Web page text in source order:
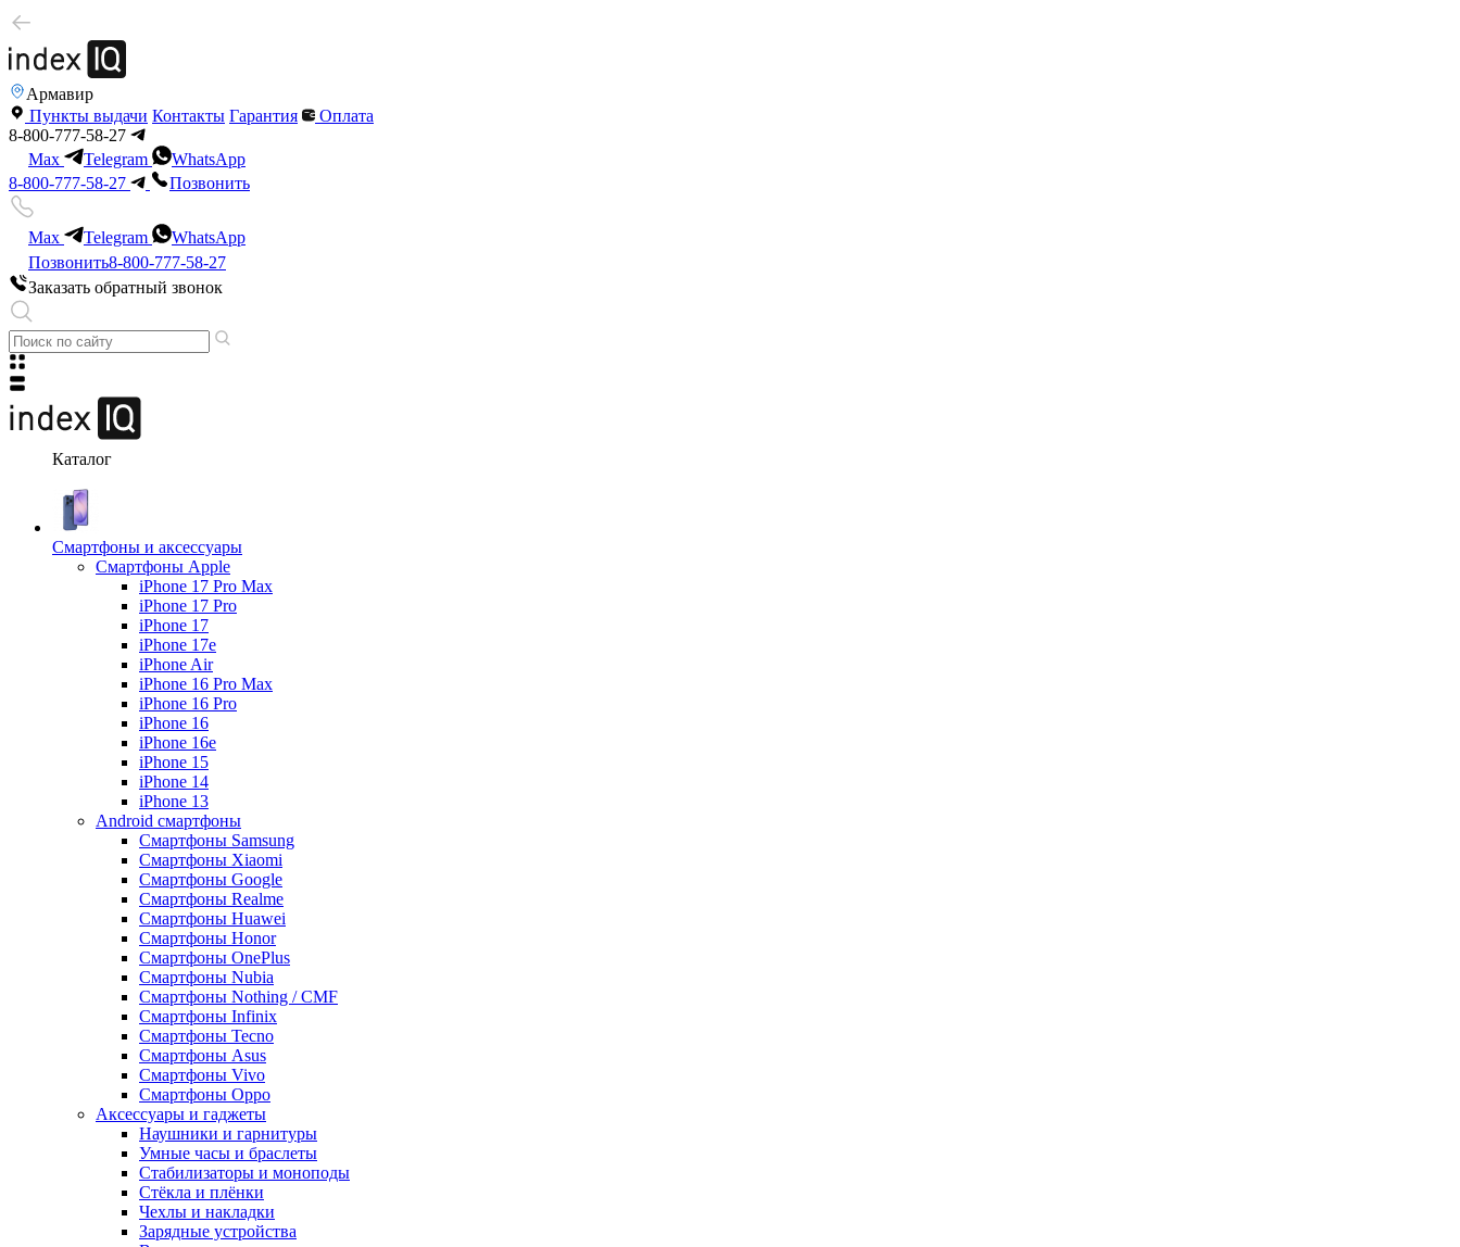
Армавир
Пункты выдачи Контакты Гарантия
Оплата
8-800-777-58-27
Max
Telegram
WhatsApp
8-800-777-58-27
Позвонить
Max Telegram
WhatsApp
Позвонить8-800-777-58-27
Заказать обратный звонок
Каталог
Смартфоны и аксессуары
Смартфоны Apple
iPhone 17 Pro Max
iPhone 17 Pro
iPhone 17
iPhone 17e
iPhone Air
iPhone 16 Pro Max
iPhone 16 Pro
iPhone 16
iPhone 16e
iPhone 15
iPhone 14
iPhone 13
Android cмартфоны
Смартфоны Samsung
Смартфоны Xiaomi
Смартфоны Google
Смартфоны Realme
Смартфоны Huawei
Смартфоны Honor
Смартфоны OnePlus
Смартфоны Nubia
Смартфоны Nothing / CMF
Смартфоны Infinix
Смартфоны Tecno
Смартфоны Asus
Смартфоны Vivo
Смартфоны Oppo
Аксессуары и гаджеты
Наушники и гарнитуры
Умные часы и браслеты
Стабилизаторы и моноподы
Стёкла и плёнки
Чехлы и накладки
Зарядные устройства